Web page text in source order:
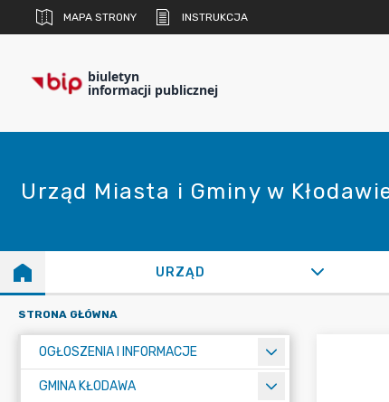
MAPA STRONY INSTRUKCJA
biuletyn
informacji publicznej
Urząd Miasta i Gminy w
URZĄD
STRONA GŁÓWNA
OGŁOSZENIA I INFORMACJE
GMINA KŁODAWA